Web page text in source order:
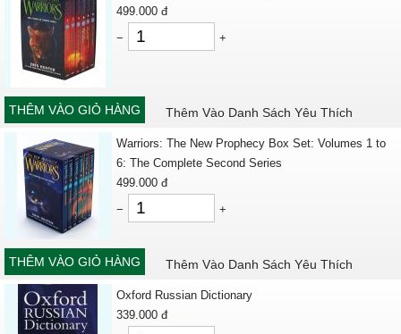
499.000 đ
−
+
THÊM VÀO GIỎ HÀNG Thêm Vào Danh Sách Yêu Thích
Warriors: The New Prophecy Box Set: Volumes 1 to
6: The Complete Second Series
499.000 đ
−
+
THÊM VÀO GIỎ HÀNG Thêm Vào Danh Sách Yêu Thích
Oxford Russian Dictionary
339.000 đ